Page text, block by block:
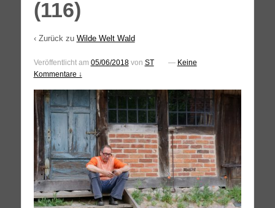
(116)
‹ Zurück zu Wilde Welt Wald
Veröffentlicht am 05/06/2018von ST — Keine
Kommentare ↓